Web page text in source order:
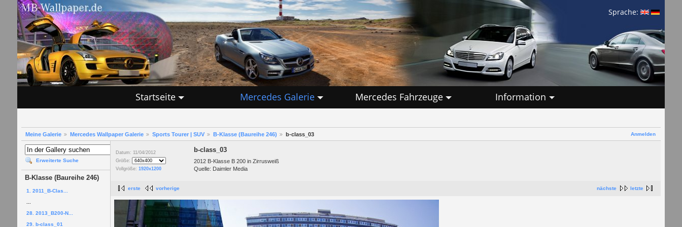
Sprache:
Startseite Mercedes Galerie Mercedes Fahrzeuge Information
Anmelden
Meine Galerie Mercedes Wallpaper Galerie Sports Tourer | SUV B-Klasse (Baureihe 246) b-class_03
Erweiterte Suche
B-Klasse (Baureihe 246)
1. 2011_B-Clas...
28. 2013_B200-N...
29. b-class_01
Datum: 11/04/2012
Größe:
Vollgröße: 1920x1200
b-class_03
2012 B-Klasse B 200 in Zirrusweiß
Quelle: Daimler Media
nächste letzte
erste vorherige